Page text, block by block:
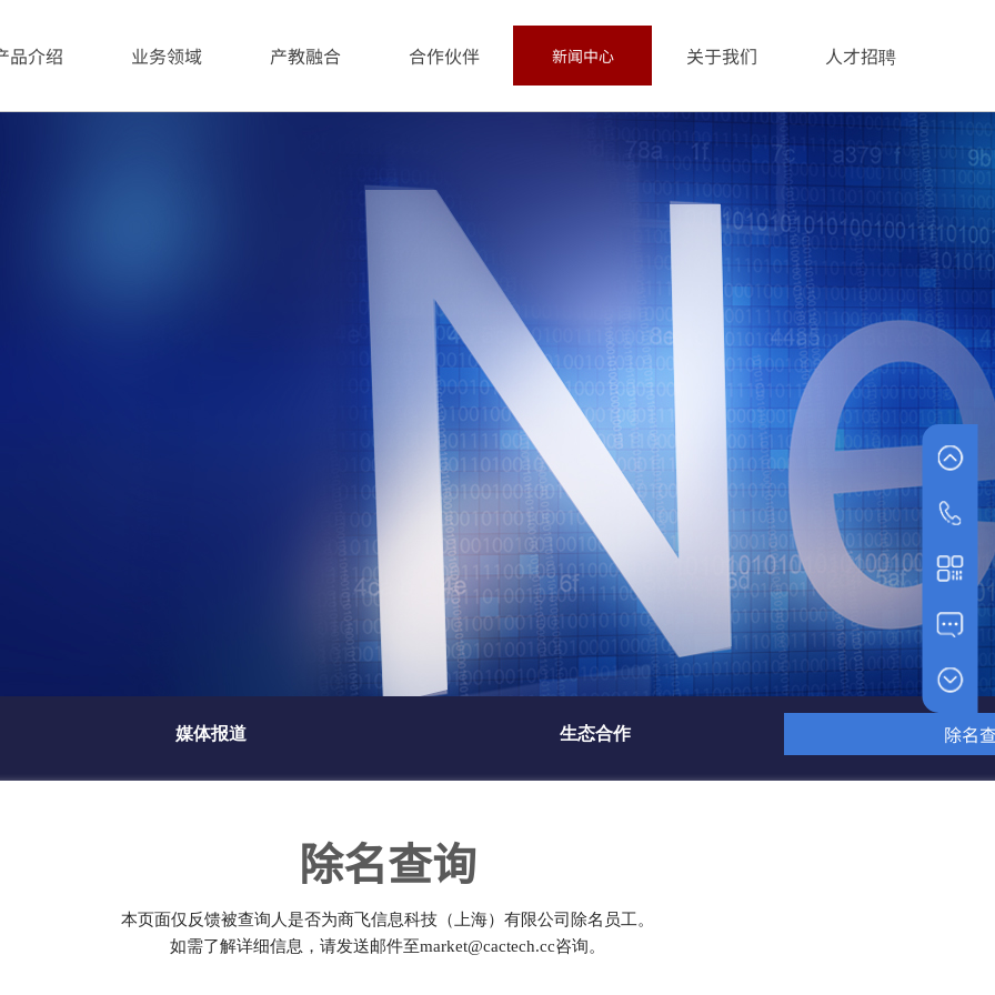
媒体报道 生态合作 除名
除名查询
本页面仅反馈被查询人是否为商飞信息科技（上海）有限公司除名员工。
如需了解详细信息，请发送邮件至market@cactech.cc咨询。
品介绍 业务领域 产教融合 合作伙伴 新闻中心 关于我们 人才招聘
电话
手机扫一扫